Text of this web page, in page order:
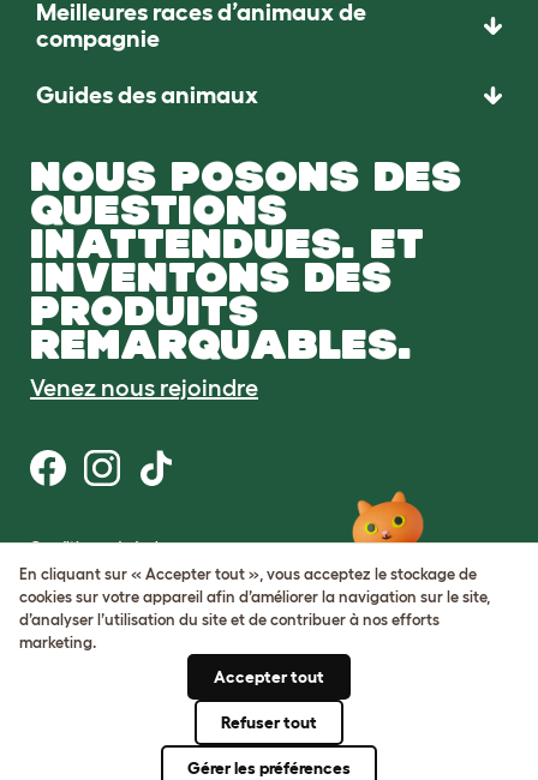
Meilleures races d’animaux de
compagnie
Guides des animaux
NOUS POSONS DES
QUESTIONS
INATTENDUES. ET
INVENTONS DES
PRODUITS
REMARQUABLES.
Venez nous rejoindre
Conditions générales
Protection de la vie privée et cookies
Cookie Settings
Plan du site
Numéro de TVA: FR34839369105
Numéro d’immatriculation de
En cliquant sur « Accepter tout », vous acceptez le stockage de
cookies sur votre appareil afin d’améliorer la navigation sur le site,
d’analyser l’utilisation du site et de contribuer à nos efforts
marketing.
Accepter tout
Refuser tout
Gérer les préférences